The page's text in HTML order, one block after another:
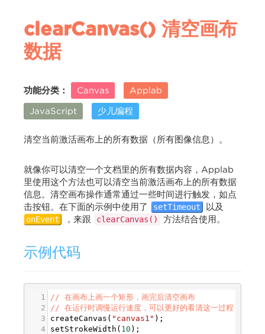
clearCanvas() 清空画布
数据
功能分类： Canvas
Applab
JavaScript
少儿编程
清空当前激活画布上的所有数据（所有图像信息）。
就像你可以清空一个文档里的所有数据内容，Applab
里使用这个方法也可以清空当前激活画布上的所有数据
信息。清空画布操作通常通过一些时间进行触发，如点
击按钮。在下面的示例中使用了
setTimeout 以及
onEvent ，来跟 clearCanvas() 方法结合使用。
示例代码
1
// 在画布上画一个矩形，画完后清空画布
2
// 在运行时调慢运行速度，可以更好的看清这一过程
3
createCanvas ( "canvas1" );
4
setStrokeWidth ( 10 );